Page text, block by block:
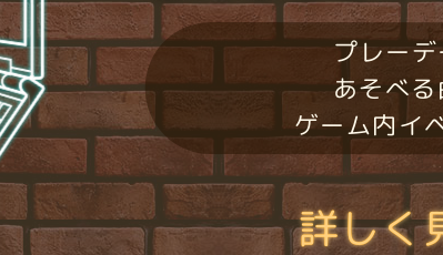
プレー
あそべ
ゲーム内イ
詳しく